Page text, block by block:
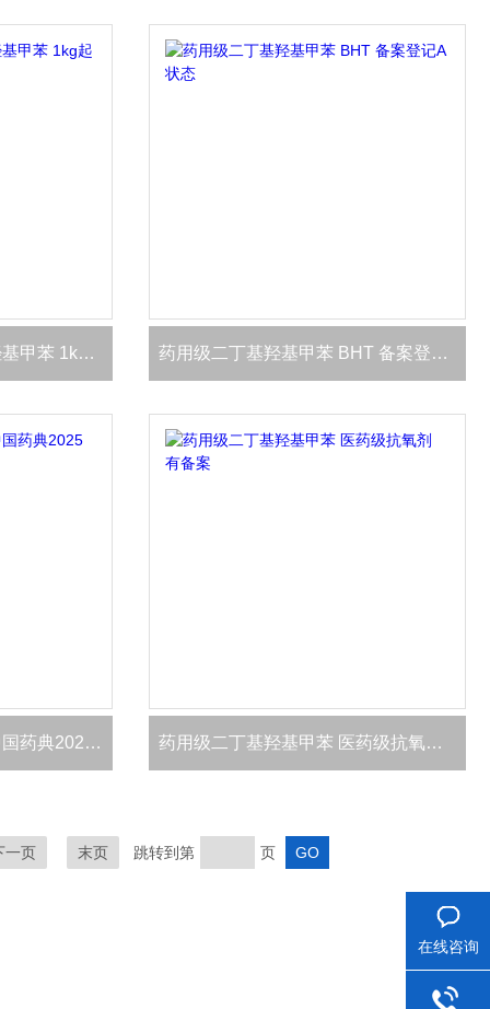
晋湘 现货药用级二丁基羟基甲苯 1kg起发 药用级二丁基羟基甲苯 BHT 备案登记A状态
药用级二丁基羟基甲苯 中国药典2025版四部 药用级二丁基羟基甲苯 医药级抗氧剂 有备案
一页 末页 跳转到第 页
在线咨询